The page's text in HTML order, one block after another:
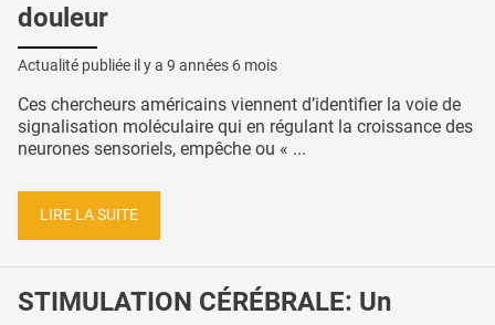
douleur
Actualité publiée il y a 9 années 6 mois
Ces chercheurs américains viennent d’identifier la voie de
signalisation moléculaire qui en régulant la croissance des
neurones sensoriels, empêche ou « ...
LIRE LA SUITE
STIMULATION CÉRÉBRALE: Un